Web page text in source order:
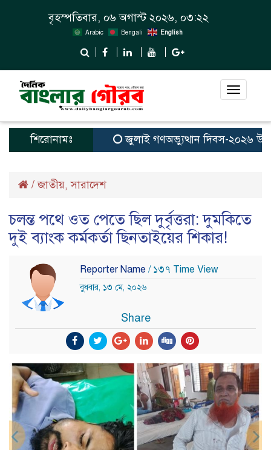
বৃহস্পতিবার, ০৬ অগাস্ট ২০২৬, ০৩:২২
Arabic Bengali English
Toggle
শিরোনামঃ জুলাই গণঅভ্যুত্থান দিবস-২০২৬
/জাতীয়,সারাদেশ
চলন্ত পথে ওত পেতে ছিল দুর্বৃত্তরা: দুমকিতে
দুই ব্যাংক কর্মকর্তা ছিনতাইয়ের শিকার!
Reporter Name / ১৩৭ Time View
বুধবার, ১৩ মে, ২০২৬
Share